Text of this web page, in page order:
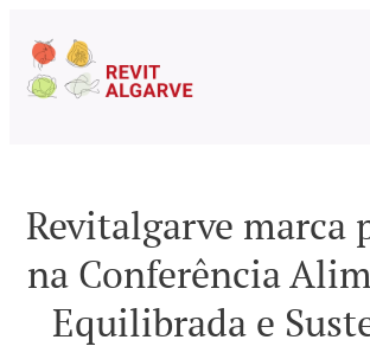
Revitalgarve marca
na Conferência
Equilibrada e